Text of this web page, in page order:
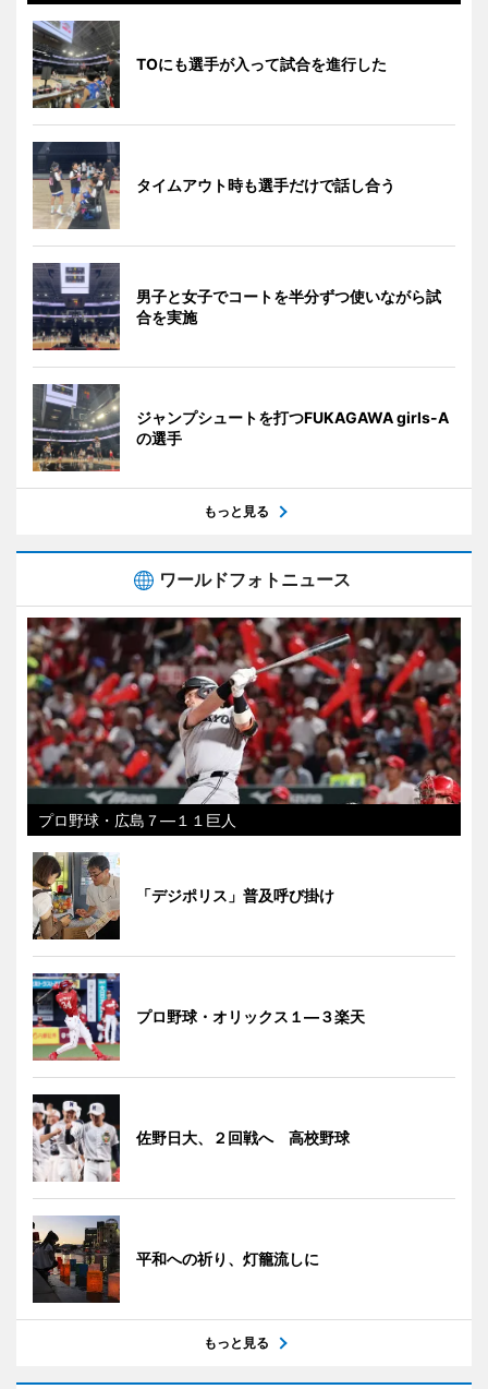
TOにも選手が入って試合を進行した
タイムアウト時も選手だけで話し合う
男子と女子でコートを半分ずつ使いながら試
合を実施
ジャンプシュートを打つFUKAGAWA girls-A
の選手
もっと見る
ワールドフォトニュース
プロ野球・広島７―１１巨人
「デジポリス」普及呼び掛け
プロ野球・オリックス１―３楽天
佐野日大、２回戦へ 高校野球
平和への祈り、灯籠流しに
もっと見る